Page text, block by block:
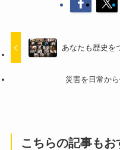
あなたも歴史を
災害を日常か
こちらの記事もお